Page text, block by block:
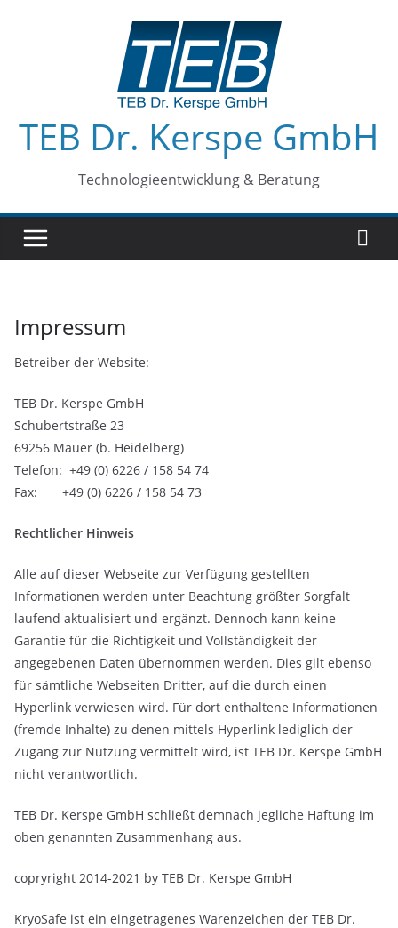
TEB Dr. Kerspe GmbH
Technologieentwicklung & Beratung
Impressum
Betreiber der Website:
TEB Dr. Kerspe GmbH
Schubertstraße 23
69256 Mauer (b. Heidelberg)
Telefon: +49 (0) 6226 / 158 54 74
Fax: +49 (0) 6226 / 158 54 73
Rechtlicher Hinweis
Alle auf dieser Webseite zur Verfügung gestellten
Informationen werden unter Beachtung größter Sorgfalt
laufend aktualisiert und ergänzt. Dennoch kann keine
Garantie für die Richtigkeit und Vollständigkeit der
angegebenen Daten übernommen werden. Dies gilt ebenso
für sämtliche Webseiten Dritter, auf die durch einen
Hyperlink verwiesen wird. Für dort enthaltene Informationen
(fremde Inhalte) zu denen mittels Hyperlink lediglich der
Zugang zur Nutzung vermittelt wird, ist TEB Dr. Kerspe GmbH
nicht verantwortlich.
TEB Dr. Kerspe GmbH schließt demnach jegliche Haftung im
oben genannten Zusammenhang aus.
copryright 2014-2021 by TEB Dr. Kerspe GmbH
KryoSafe ist ein eingetragenes Warenzeichen der TEB Dr.